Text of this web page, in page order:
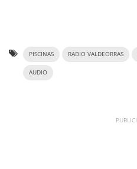
PISCINAS RADIO VALDEORRAS
AUDIO